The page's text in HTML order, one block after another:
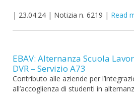
| 23.04.24 | Notizia n. 6219 | Read
EBAV: Alternanza Scuola
DVR – Servizio A73
Contributo alle aziende per
all’accoglienza di studenti in